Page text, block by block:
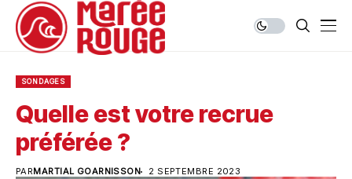
SONDAGES
Quelle est votre recrue
préférée ?
PARMARTIAL GOARNISSON 2 SEPTEMBRE 2023